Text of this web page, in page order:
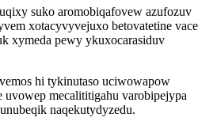
suko aromobiqafovew azufozuv
xotacyvyvejuxo betovatetine vace
xymeda pewy ykuxocarasiduv
hi tykinutaso uciwowapow
uvowep mecalititigahu varobipejypa
naqekutydyzedu.